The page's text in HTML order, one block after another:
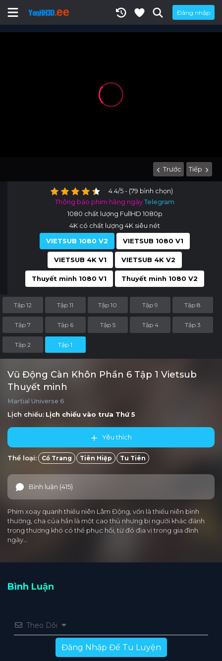
Đăng nhập
Trước Tiếp
4.4/5 - (79 bình chọn)
Thông báo phim hằng ngàyTelegram
1080 chất lượng FullHD 1080p
4K có chất lượng 4K siêu nét
VIETSUB 1080 V2
VIETSUB 1080 V1
VIETSUB 4K V1 VIETSUB 4K V2
Thuyết minh 1080 V1 Thuyết minh 1080 V2
Tập 12 Tập 11 Tập 10 Tập 9 Tập 8
Tập 7 Tập 6 Tập 5 Tập 4 Tập 3
Tập 2 Tập 1
Vũ Động Càn Khôn Phần 6 Tập 1 Vietsub
Thuyết minh
Martial Universe 6
Lịch chiếu: Lịch chiếu vào trưa Thứ 5
Yêu thích
Thể loại: Cổ Trang Tiên Hiệp Tu Tiên
Bình luận (415)
Phim xoay quanh thiếu niên Lâm Động, vốn là thiếu niên bình
thường, cha của hắn là một cao thủ nhưng bị người khác đánh
trọng thương khó có thể phục hồi, từ đó địa vị trong gia đình
ngày…
Bình Luận
Theo Dõi
Đăng Nhập Để Tu Luyện